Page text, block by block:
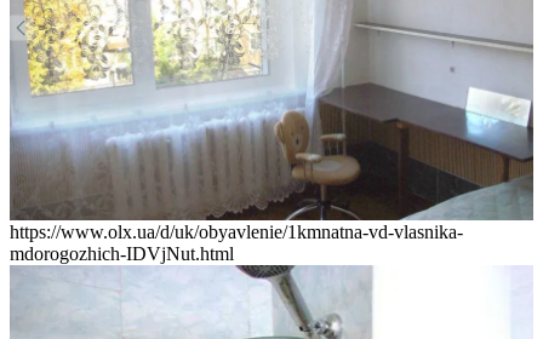
https://www.olx.ua/d/uk/obyavlenie/1kmnatna-vd-vlasnika-
mdorogozhich-IDVjNut.html